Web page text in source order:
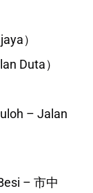
）
Duta）
– Jalan
– 市中